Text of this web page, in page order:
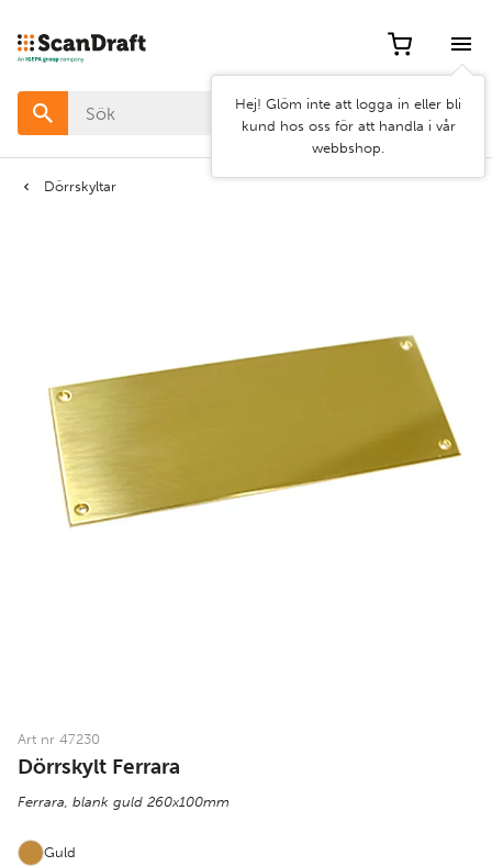
Hej! Glöm inte att logga in eller bli
kund hos oss för att handla i vår
webbshop.
Dörrskyltar
Art nr 47230
Dörrskylt Ferrara
Ferrara, blank guld 260x100mm
Guld
Filter
Färg